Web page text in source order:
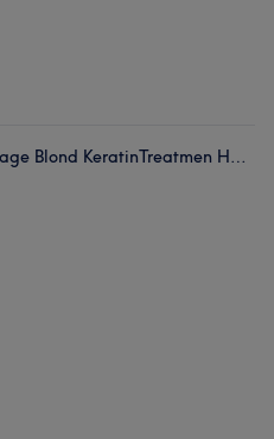
diefrisöre stuttgart-west Balayage Blond KeratinTreatmen Haarbotox